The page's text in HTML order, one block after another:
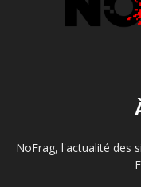
NoFrag, l'actualité des